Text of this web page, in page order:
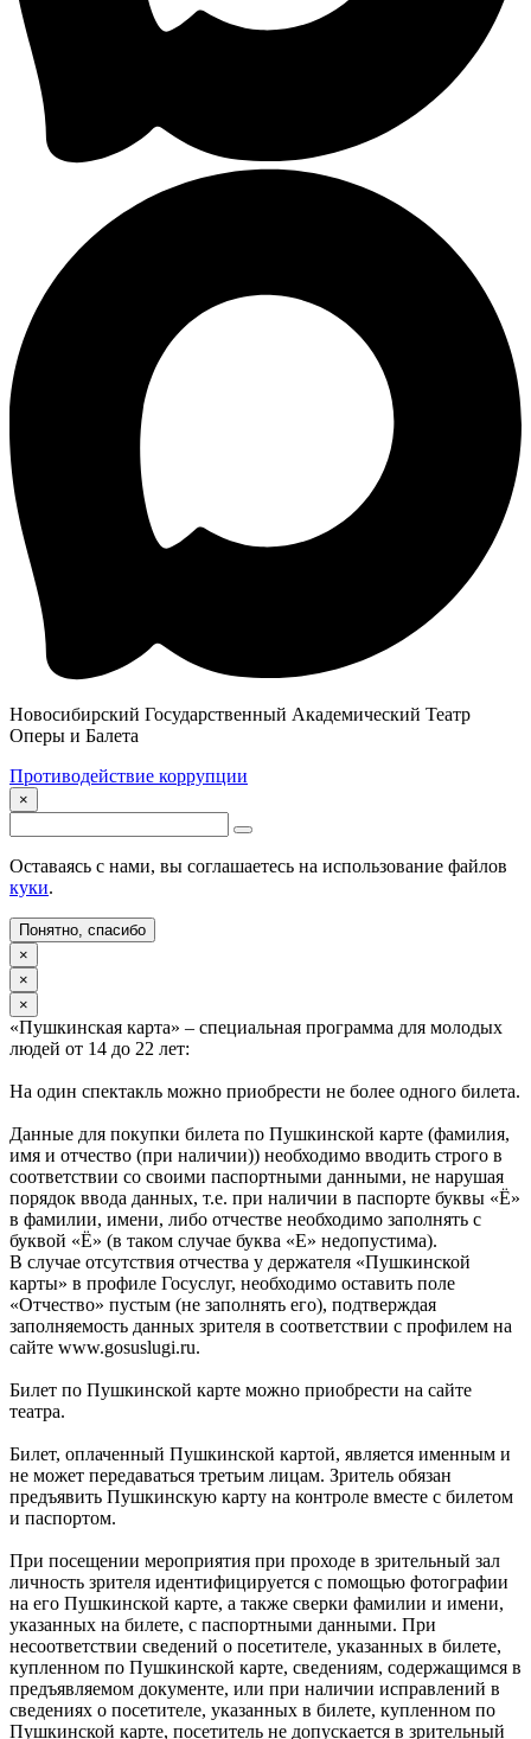
Новосибирский Государственный Академический Театр
Оперы и Балета
Противодействие коррупции
×
Оставаясь с нами, вы соглашаетесь на использование файлов
куки.
Понятно, спасибо
×
×
×
«Пушкинская карта» – специальная программа для молодых
людей от 14 до 22 лет:
На один спектакль можно приобрести не более одного билета.
Данные для покупки билета по Пушкинской карте (фамилия,
имя и отчество (при наличии)) необходимо вводить строго в
соответствии со своими паспортными данными, не нарушая
порядок ввода данных, т.е. при наличии в паспорте буквы «Ё»
в фамилии, имени, либо отчестве необходимо заполнять с
буквой «Ё» (в таком случае буква «Е» недопустима).
В случае отсутствия отчества у держателя «Пушкинской
карты» в профиле Госуслуг, необходимо оставить поле
«Отчество» пустым (не заполнять его), подтверждая
заполняемость данных зрителя в соответствии с профилем на
сайте www.gosuslugi.ru.
Билет по Пушкинской карте можно приобрести на сайте
театра.
Билет, оплаченный Пушкинской картой, является именным и
не может передаваться третьим лицам. Зритель обязан
предъявить Пушкинскую карту на контроле вместе с билетом
и паспортом.
При посещении мероприятия при проходе в зрительный зал
личность зрителя идентифицируется с помощью фотографии
на его Пушкинской карте, а также сверки фамилии и имени,
указанных на билете, с паспортными данными. При
несоответствии сведений о посетителе, указанных в билете,
купленном по Пушкинской карте, сведениям, содержащимся в
предъявляемом документе, или при наличии исправлений в
сведениях о посетителе, указанных в билете, купленном по
Пушкинской карте, посетитель не допускается в зрительный